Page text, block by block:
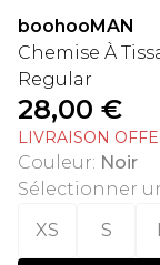
boohooMAN
Chemise À
Regular
28,00 €
LIVRAISON
Couleur: Noir
Sélectionner
XS
S